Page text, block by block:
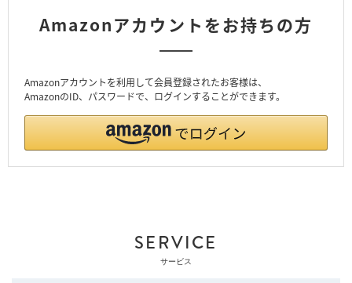
Amazonアカウントをお持ちの方
Amazonアカウントを利用して会員登録されたお客様は、
AmazonのID、パスワードで、ログインすることができます。
SERVICE
サービス